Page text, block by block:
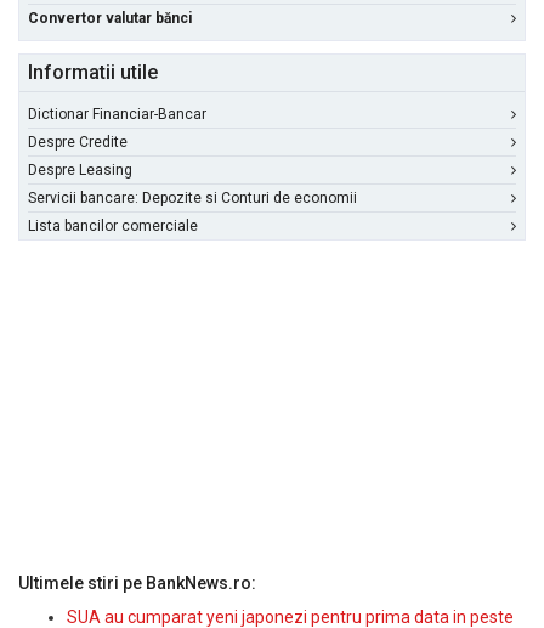
Convertor valutar bănci
Informatii utile
Dictionar Financiar-Bancar
Despre Credite
Despre Leasing
Servicii bancare: Depozite si Conturi de economii
Lista bancilor comerciale
Ultimele stiri pe BankNews.ro:
SUA au cumparat yeni japonezi pentru prima data in peste